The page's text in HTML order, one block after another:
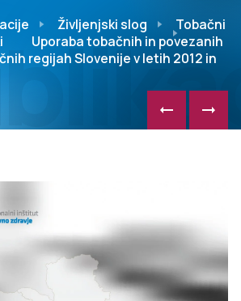
Življenjski slog
Tobačni
Uporaba tobačnih in povezanih
regijah Slovenije v letih 2012 in